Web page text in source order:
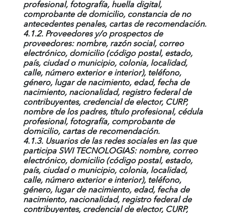
profesional, fotografía, huella digital,
comprobante de domicilio, constancia de no
antecedentes penales, cartas de recomendación.
4.1.2. Proveedores y/o prospectos de
proveedores: nombre, razón social, correo
electrónico, domicilio (código postal, estado,
país, ciudad o municipio, colonia, localidad,
calle, número exterior e interior), teléfono,
género, lugar de nacimiento, edad, fecha de
nacimiento, nacionalidad, registro federal de
contribuyentes, credencial de elector, CURP,
nombre de los padres, título profesional, cédula
profesional, fotografía, comprobante de
domicilio, cartas de recomendación.
4.1.3. Usuarios de las redes sociales en las que
participa SWI TECNOLOGIAS: nombre, correo
electrónico, domicilio (código postal, estado,
país, ciudad o municipio, colonia, localidad,
calle, número exterior e interior), teléfono,
género, lugar de nacimiento, edad, fecha de
nacimiento, nacionalidad, registro federal de
contribuyentes, credencial de elector, CURP,